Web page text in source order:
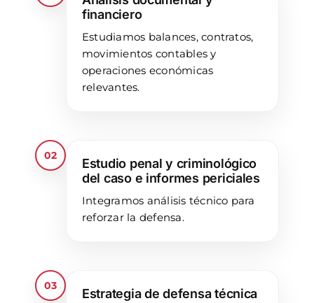
financiero
Estudiamos balances, contratos,
movimientos contables y
operaciones económicas
relevantes.
02
Estudio penal y criminológico
del caso e informes periciales
Integramos análisis técnico para
reforzar la defensa.
03
Estrategia de defensa técnica